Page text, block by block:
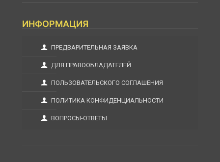
ИНФОРМАЦИЯ
ПРЕДВАРИТЕЛЬНАЯ ЗАЯВКА
ДЛЯ ПРАВООБЛАДАТЕЛЕЙ
ПОЛЬЗОВАТЕЛЬСКОГО СОГЛАШЕНИЯ
ПОЛИТИКА КОНФИДЕНЦИАЛЬНОСТИ
ВОПРОСЫ-ОТВЕТЫ